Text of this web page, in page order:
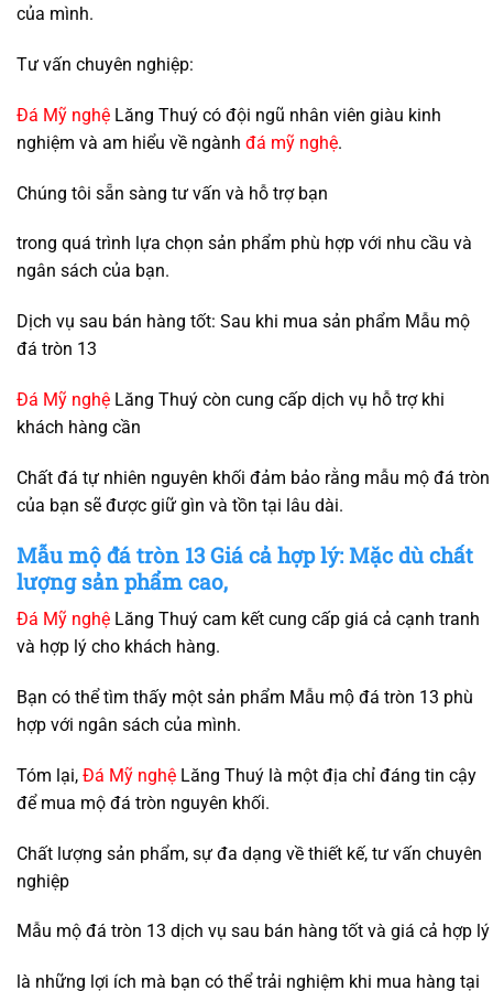
của mình.
Tư vấn chuyên nghiệp:
Đá Mỹ nghệ Lăng Thuý có đội ngũ nhân viên giàu kinh
nghiệm và am hiểu về ngành đá mỹ nghệ.
Chúng tôi sẵn sàng tư vấn và hỗ trợ bạn
trong quá trình lựa chọn sản phẩm phù hợp với nhu cầu và
ngân sách của bạn.
Dịch vụ sau bán hàng tốt: Sau khi mua sản phẩm Mẫu mộ
đá tròn 13
Đá Mỹ nghệ Lăng Thuý còn cung cấp dịch vụ hỗ trợ khi
khách hàng cần
Chất đá tự nhiên nguyên khối đảm bảo rằng mẫu mộ đá tròn
của bạn sẽ được giữ gìn và tồn tại lâu dài.
Mẫu mộ đá tròn 13 Giá cả hợp lý: Mặc dù chất
lượng sản phẩm cao,
Đá Mỹ nghệ Lăng Thuý cam kết cung cấp giá cả cạnh tranh
và hợp lý cho khách hàng.
Bạn có thể tìm thấy một sản phẩm Mẫu mộ đá tròn 13 phù
hợp với ngân sách của mình.
Tóm lại, Đá Mỹ nghệ Lăng Thuý là một địa chỉ đáng tin cậy
để mua mộ đá tròn nguyên khối.
Chất lượng sản phẩm, sự đa dạng về thiết kế, tư vấn chuyên
nghiệp
Mẫu mộ đá tròn 13 dịch vụ sau bán hàng tốt và giá cả hợp lý
là những lợi ích mà bạn có thể trải nghiệm khi mua hàng tại